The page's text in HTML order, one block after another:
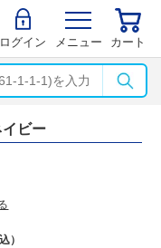
ログイン メニュー カート
ビー
）